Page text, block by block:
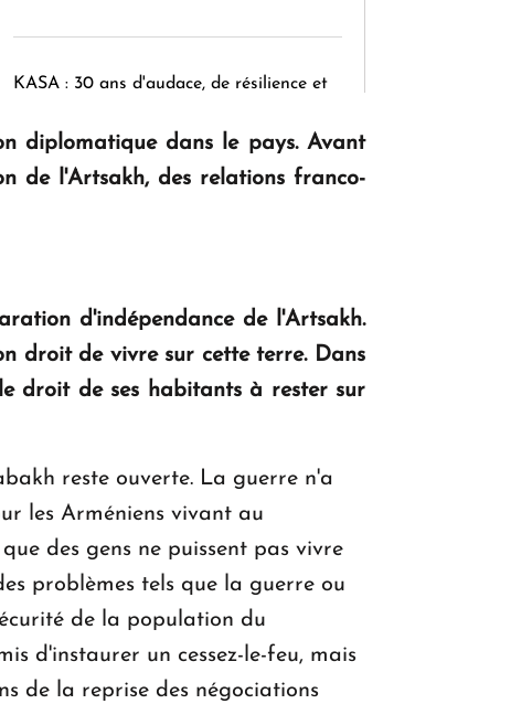
KASA : 30 ans d'audace, de résilience et
diplomatique dans le pays. Avant
de l'Artsakh, des relations franco-
d'indépendance de l'Artsakh.
droit de vivre sur cette terre. Dans
droit de ses habitants à rester sur
reste ouverte. La guerre n'a
les Arméniens vivant au
des gens ne puissent pas vivre
problèmes tels que la guerre ou
de la population du
d'instaurer un cessez-le-feu, mais
de la reprise des négociations